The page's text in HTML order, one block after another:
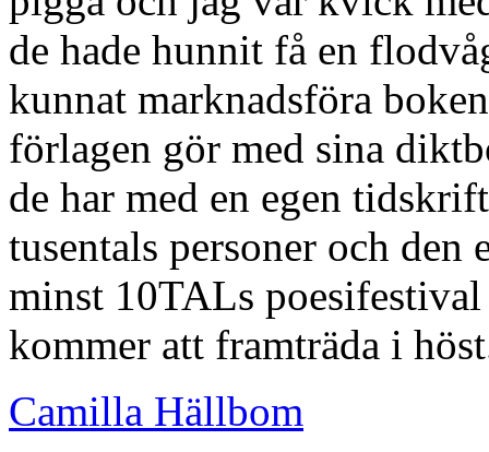
de hade hunnit få en
kunnat marknadsföra
förlagen gör med sina
de har med en egen
tusentals personer och den
minst 10TALs
kommer att framträda i
Camilla Hällbom